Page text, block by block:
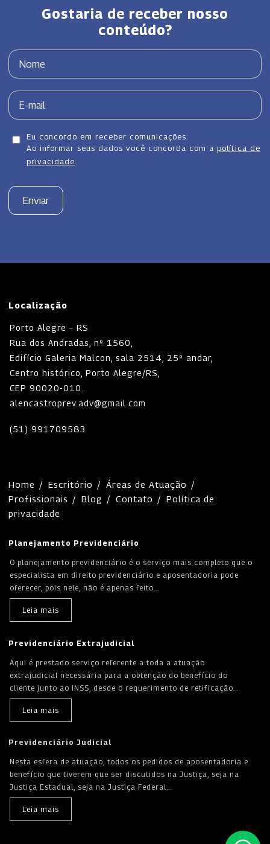
Gostaria de receber nosso
conteúdo?
Eu concordo em receber comunicações.
Ao informar seus dados você concorda com apolítica de
privacidade
Localização
Porto Alegre – RS
Rua dos Andradas, nº 1560,
Edifício Galeria Malcon, sala 2514, 25º andar,
Centro histórico, Porto Alegre/RS,
CEP 90020-010.
alencastroprev.adv@gmail.com
(51) 991709583
Home / Escritório / Áreas de Atuação /
Profissionais / Blog / Contato / Política de
privacidade
Planejamento Previdenciário
O planejamento previdenciário é o serviço mais completo que o
especialista em direito previdenciário e aposentadoria pode
oferecer, pois nele, não é apenas feito...
Leia mais
Previdenciário Extrajudicial
Aqui é prestado serviço referente a toda a atuação
extrajudicial necessária para a obtenção do benefício do
cliente junto ao INSS, desde o requerimento de retificação...
Leia mais
Previdenciário Judicial
Nesta esfera de atuação, todos os pedidos de aposentadoria e
benefício que tiverem que ser discutidos na Justiça, seja na
Justiça Estadual, seja na Justiça Federal...
Leia mais